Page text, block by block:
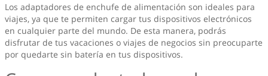
Los adaptadores de enchufe de alimentación son ideales para
viajes, ya que te permiten cargar tus dispositivos electrónicos
en cualquier parte del mundo. De esta manera, podrás
disfrutar de tus vacaciones o viajes de negocios sin preocuparte
por quedarte sin batería en tus dispositivos.